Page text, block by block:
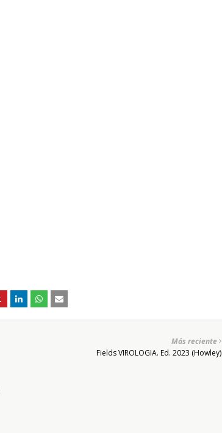
Más reciente
Fields VIROLOGIA. Ed. 2023 (Howley)